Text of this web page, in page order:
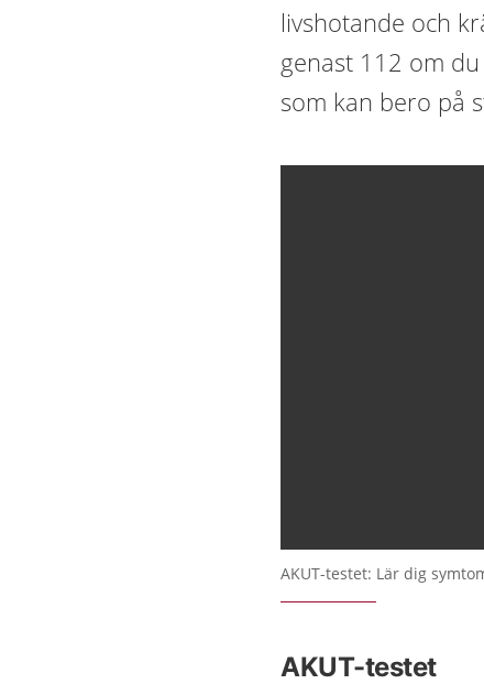
livshotande och
genast 112 om
som kan bero på
AKUT-testet: Lär dig
AKUT-testet